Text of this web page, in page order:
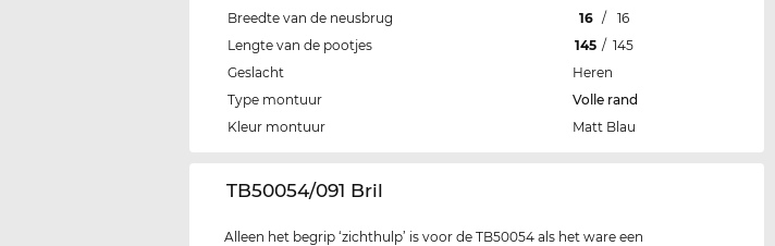
Breedte van de neusbrug
16 /
16
Lengte van de pootjes
145 / 145
Geslacht
Heren
Type montuur
Volle rand
Kleur montuur
Matt Blau
‌TB50054/091 Bril
Alleen het begrip ‘zichthulp’ is voor de TB50054 als het ware een